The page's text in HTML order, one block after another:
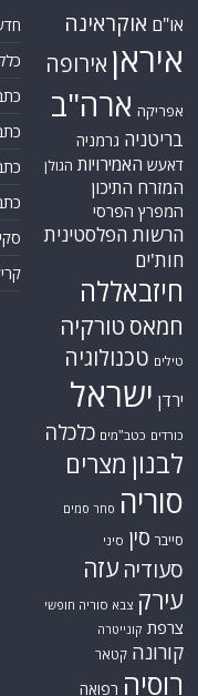
או"ם אוקראינה
איראן אירופה
אפריקה ארה"ב
בריטניה גרמניה
דאעש האמירויות הגולן
המזרח התיכון
המפרץ הפרסי
הרשות הפלסטינית
חות'ים
חיזבאללה
חמאס טורקיה
טילים טכנולוגיה
ירדן ישראל
כורדים כטב"מים כלכלה
לבנון מצרים
סוריה סחר סמים
סייבר סין סיני
סעודיה עזה
עירק צבא סוריה חופשי
צרפת קונייטרה
קורונה קטאר
רוסיה רפואה